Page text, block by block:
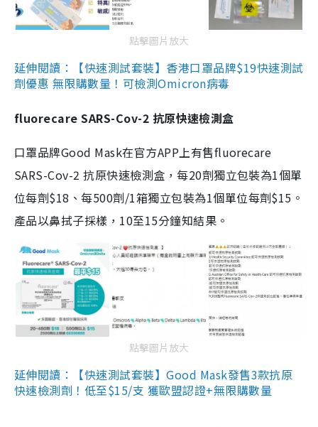
點擊圖片放大
延伸閱讀：【快速測試套裝】香港口罩品牌$19快速測試
劑優惠 無限購數量！可檢測Omicron病毒
fluorecare SARS-Cov-2 抗原快速檢測盒
口罩品牌Good Mask在官方APP上有售fluorecare
SARS-Cov-2 抗原快速檢測盒，每20劑獨立包裝為1個單
位每劑$18、每500劑/1箱獨立包裝為1個單位每劑$15。
產品以鼻拭子採樣，10至15分鐘知結果。
點擊圖片放大
延伸閱讀：【快速測試套裝】Good Mask發售3款抗原
快速檢測劑！低至$15/支 獲歐盟認證+無限購數量